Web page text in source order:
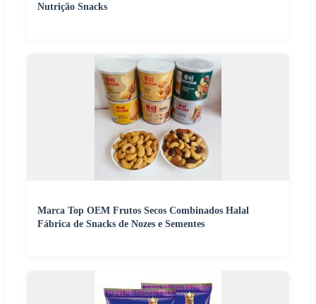
Nutrição Snacks
Marca Top OEM Frutos Secos Combinados Halal
Fábrica de Snacks de Nozes e Sementes